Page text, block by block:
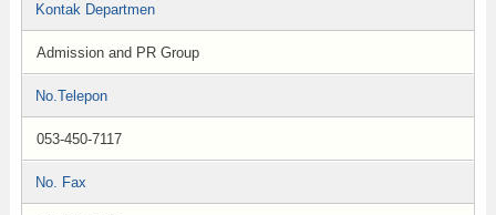
Kontak Departmen
Admission and PR Group
No.Telepon
053-450-7117
No. Fax